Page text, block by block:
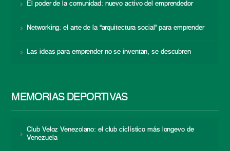
El poder de la comunidad: nuevo activo del emprendedor
Networking: el arte de la “arquitectura social” para emprender
Las ideas para emprender no se inventan, se descubren
MEMORIAS DEPORTIVAS
Club Veloz Venezolano: el club ciclístico más longevo de
Venezuela